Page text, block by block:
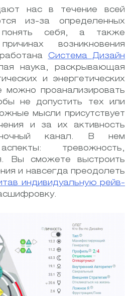
нас в течение всей
из-за определенных
себя, а также
возникновения
Система Дизайн
наука, раскрывающая
и энергетических
можно проанализировать
не допустить тех или
мысли присутствует
и за их активность
канал. В нем
тревожность,
Вы сможете выстроить
и навсегда преодолеть
индивидуальную рейв-